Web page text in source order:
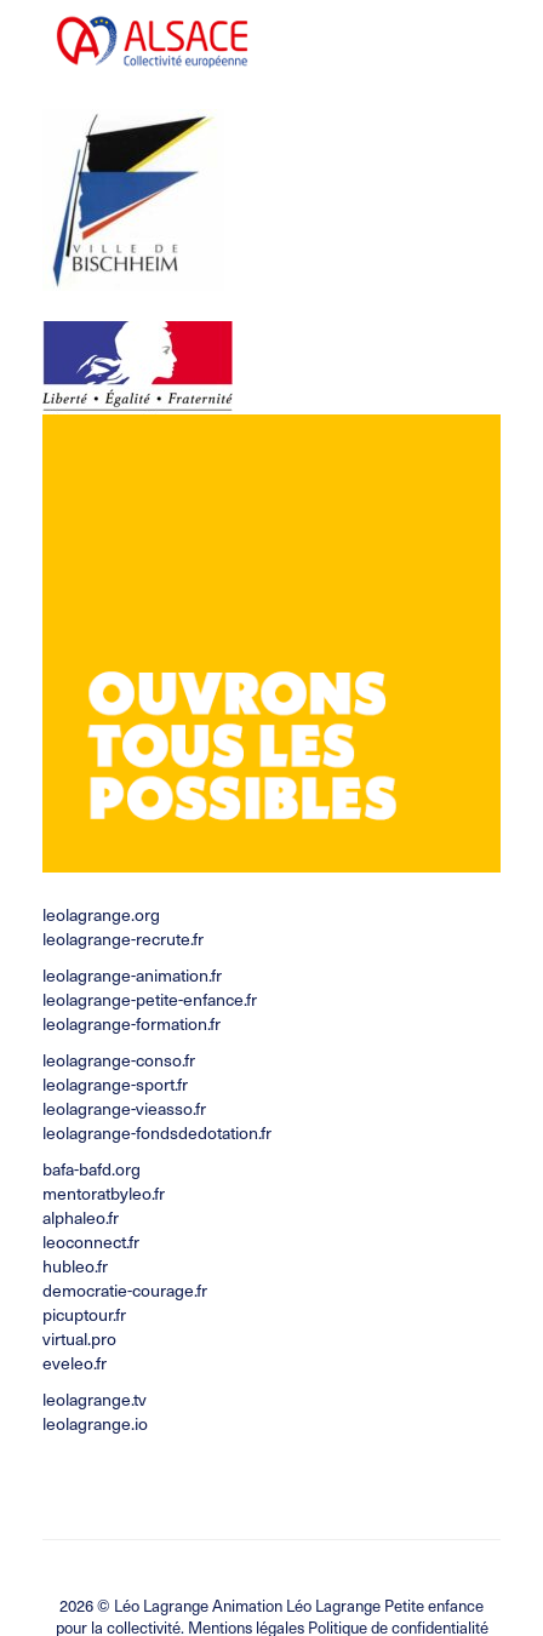
accueil.csf@leolagrange.org
leolagrange.org
leolagrange-recrute.fr
leolagrange-animation.fr
leolagrange-petite-enfance.fr
leolagrange-formation.fr
leolagrange-conso.fr
leolagrange-sport.fr
leolagrange-vieasso.fr
leolagrange-fondsdedotation.fr
bafa-bafd.org
mentoratbyleo.fr
alphaleo.fr
leoconnect.fr
hubleo.fr
democratie-courage.fr
picuptour.fr
virtual.pro
eveleo.fr
leolagrange.tv
leolagrange.io
2026 © Léo Lagrange Animation Léo Lagrange Petite enfance
pour la collectivité. Mentions légales Politique de confidentialité